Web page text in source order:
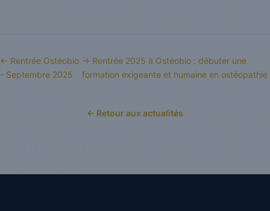
← Rentrée Ostéobio
- Septembre 2025
→ Rentrée 2025 à Ostéobio : débuter une
formation exigeante et humaine en ostéopathie
← Retour aux actualités